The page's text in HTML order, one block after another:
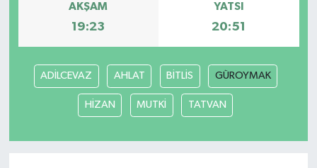
AKŞAM
19:23
YATSI
20:51
ADİLCEVAZ AHLAT BİTLİS GÜROYMAK
HİZAN MUTKİ TATVAN